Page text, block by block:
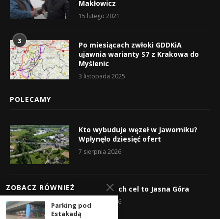
Makłowicz
15 lutego 2021
3
Po miesiącach zwłoki GDDKiA
ujawnia warianty S7 z Krakowa do
Myślenic
3 listopada 2025
POLECAMY
Kto wybuduje węzeł w Jaworniku?
Wpłynęło dziesięć ofert
7 sierpnia 2026
Wyruszyli! Ich cel to Jasna Góra
5 sierpnia 2026
ZOBACZ RÓWNIEŻ
Parking pod
Estakadą